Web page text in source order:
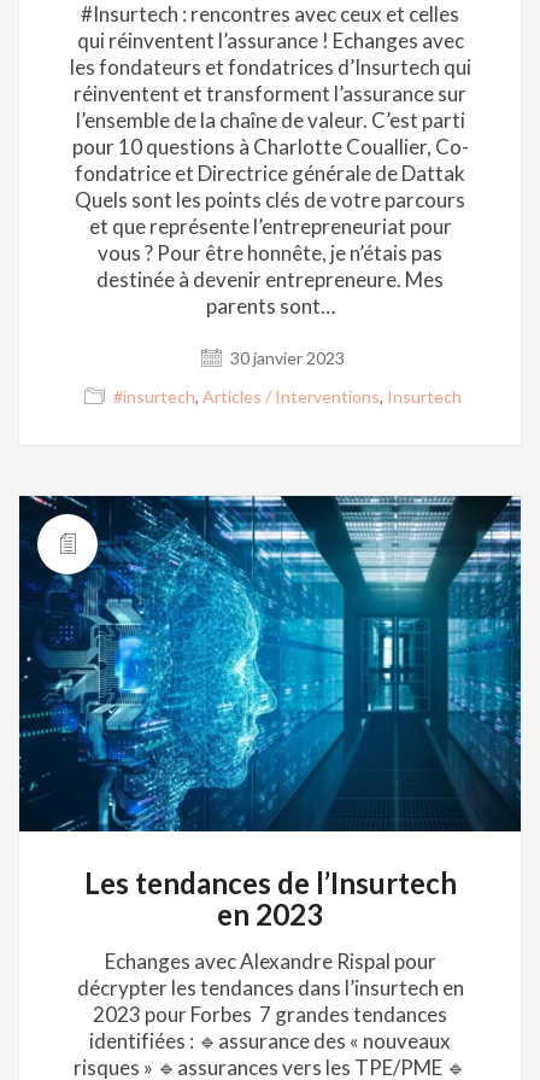
#Insurtech : rencontres avec ceux et celles
qui réinventent l’assurance ! Echanges avec
les fondateurs et fondatrices d’Insurtech qui
réinventent et transforment l’assurance sur
l’ensemble de la chaîne de valeur. C’est parti
pour 10 questions à Charlotte Couallier, Co-
fondatrice et Directrice générale de Dattak
Quels sont les points clés de votre parcours
et que représente l’entrepreneuriat pour
vous ? Pour être honnête, je n’étais pas
destinée à devenir entrepreneure. Mes
parents sont…
30 janvier 2023
#insurtech, Articles / Interventions, Insurtech
Les tendances de l’Insurtech
en 2023
Echanges avec Alexandre Rispal pour
décrypter les tendances dans l’insurtech en
2023 pour Forbes 7 grandes tendances
identifiées : 🔹assurance des « nouveaux
risques » 🔹assurances vers les TPE/PME 🔹